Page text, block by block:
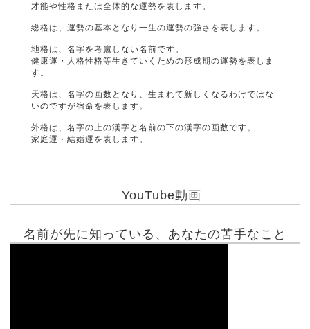
才能や性格または全体的な運勢を表します。
総格は、運勢の基本となり一生の運勢の強さを表します。
地格は、名字を考慮しない名前です。
健康運・人格性格等生きていくための形成期の運勢を表しま
す。
天格は、名字の画数となり、生まれて新しくなるわけではな
いのですが宿命を表します。
外格は、名字の上の漢字と名前の下の漢字の画数です。
家庭運・結婚運を表します。
YouTube動画
名前が先に知っている、あなたの苦手なこと